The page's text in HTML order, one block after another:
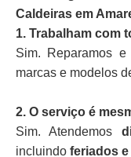
Caldeiras em
1. Trabalham com
Sim. Reparamos
marcas e modelos
2. O serviço é
Sim. Atendemos
incluindo feriados